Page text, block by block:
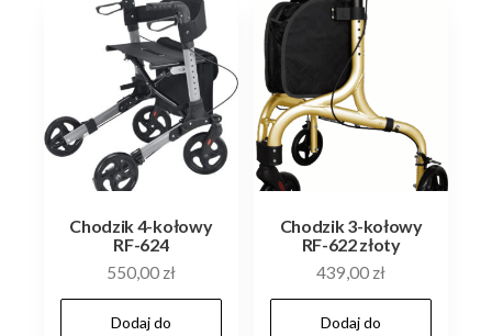
Chodzik 4-kołowy
RF-624
550,00 zł
Dodaj do
Chodzik 3-kołowy
RF-622 złoty
439,00 zł
Dodaj do